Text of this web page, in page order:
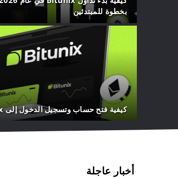
بخطوة للمبتدئين
كيفية فتح حساب وتسجيل الدخول إلى Bitunix
أخبار عاجلة